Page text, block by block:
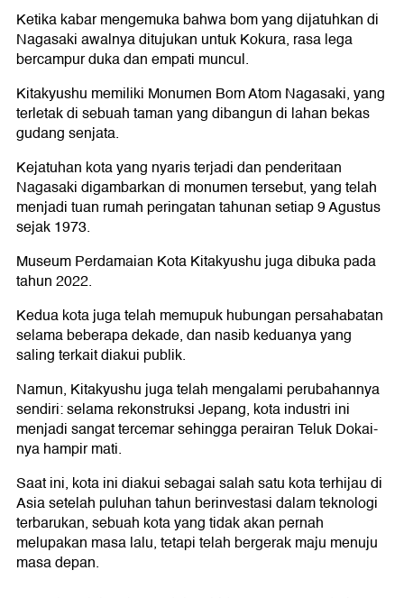
Ketika kabar mengemuka bahwa bom yang dijatuhkan di
Nagasaki awalnya ditujukan untuk Kokura, rasa lega
bercampur duka dan empati muncul.
Kitakyushu memiliki Monumen Bom Atom Nagasaki, yang
terletak di sebuah taman yang dibangun di lahan bekas
gudang senjata.
Kejatuhan kota yang nyaris terjadi dan penderitaan
Nagasaki digambarkan di monumen tersebut, yang telah
menjadi tuan rumah peringatan tahunan setiap 9 Agustus
sejak 1973.
Museum Perdamaian Kota Kitakyushu juga dibuka pada
tahun 2022.
Kedua kota juga telah memupuk hubungan persahabatan
selama beberapa dekade, dan nasib keduanya yang
saling terkait diakui publik.
Namun, Kitakyushu juga telah mengalami perubahannya
sendiri: selama rekonstruksi Jepang, kota industri ini
menjadi sangat tercemar sehingga perairan Teluk Dokai-
nya hampir mati.
Saat ini, kota ini diakui sebagai salah satu kota terhijau di
Asia setelah puluhan tahun berinvestasi dalam teknologi
terbarukan, sebuah kota yang tidak akan pernah
melupakan masa lalu, tetapi telah bergerak maju menuju
masa depan.